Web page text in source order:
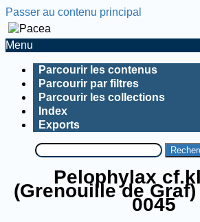
Passer au contenu principal
Menu
Parcourir les contenus
Parcourir par filtres
Parcourir les collections
Index
Exports
Pelophylax
(Grenouille de Graf)
0045